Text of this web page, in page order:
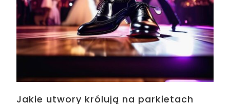
Jakie utwory królują na parkietach